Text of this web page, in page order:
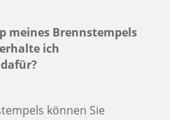
meines Brennstempels
ich
können Sie